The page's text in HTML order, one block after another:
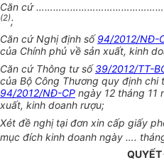
Căn cứ
(2);
Căn cứ Nghị định số 94/2012/NĐ-
của Chính phủ về sản xuất, kinh
Căn cứ Thông tư số 39/2012/TT-
của Bộ Công Thương quy định chi
94/2012/NĐ-CP ngày 12 tháng 11
xuất, kinh doanh rượu;
Xét đề nghị tại đơn xin cấp giấy
mục đích kinh doanh ngày